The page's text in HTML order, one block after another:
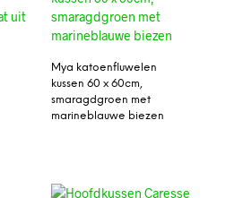
Mya katoenfluwelen
kussen 60 x 60cm,
smaragdgroen met
marineblauwe biezen